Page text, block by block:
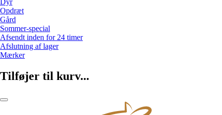
Dyr
Opdræt
Gård
Sommer-special
Afsendt inden for 24 timer
Afslutning af lager
Mærker
Tilføjer til kurv...